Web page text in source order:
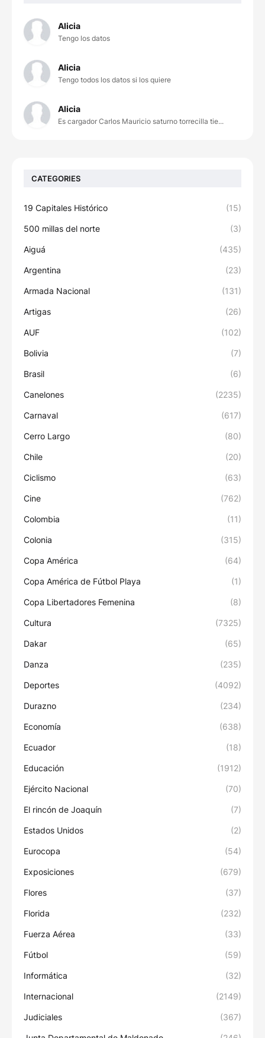
Alicia
Tengo los datos
Alicia
Tengo todos los datos si los quiere
Alicia
Es cargador Carlos Mauricio saturno torrecilla tie...
CATEGORIES
19 Capitales Histórico (15)
500 millas del norte (3)
Aiguá (435)
Argentina (23)
Armada Nacional (131)
Artigas (26)
AUF (102)
Bolivia (7)
Brasil (6)
Canelones (2235)
Carnaval (617)
Cerro Largo (80)
Chile (20)
Ciclismo (63)
Cine (762)
Colombia (11)
Colonia (315)
Copa América (64)
Copa América de Fútbol Playa (1)
Copa Libertadores Femenina (8)
Cultura (7325)
Dakar (65)
Danza (235)
Deportes (4092)
Durazno (234)
Economía (638)
Ecuador (18)
Educación (1912)
Ejército Nacional (70)
El rincón de Joaquín (7)
Estados Unidos (2)
Eurocopa (54)
Exposiciones (679)
Flores (37)
Florida (232)
Fuerza Aérea (33)
Fútbol (59)
Informática (32)
Internacional (2149)
Judiciales (367)